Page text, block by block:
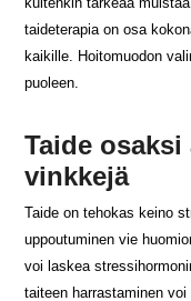
taideterapia on osa
kaikille. Hoitomuodon
puoleen.
Taide osaksi
vinkkejä
Taide on tehokas keino
uppoutuminen vie
voi laskea
taiteen harrastaminen